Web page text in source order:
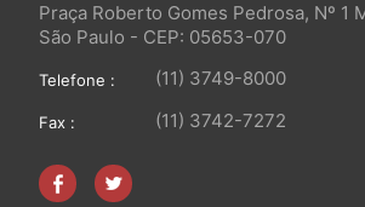
Praça Roberto Gomes Pedrosa, Nº 1
São Paulo - CEP: 05653-070
Telefone : (11) 3749-8000
Fax : (11) 3742-7272